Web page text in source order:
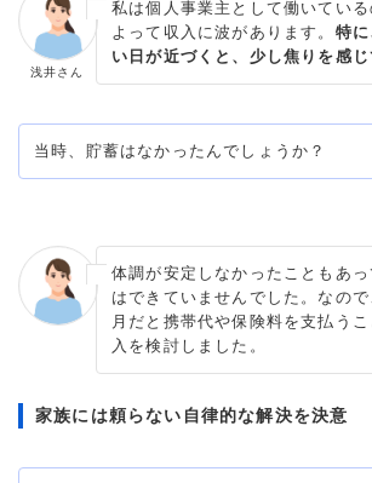
浅井さん
私は個人事業主として働いてい
よって収入に波があります。 特
い日が近づくと、少し焦りを感じ
当時、貯蓄はなかったんでしょうか？
体調が安定しなかったこともあ
はできていませんでした。なの
月だと携帯代や保険料を支払う
入を検討しました。
家族には頼らない自律的な解決を決意